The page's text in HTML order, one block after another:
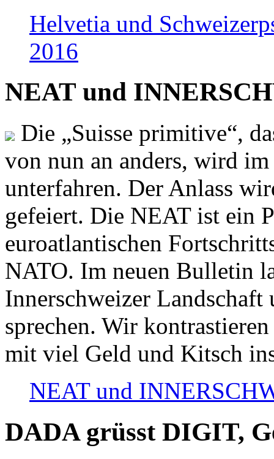
Helvetia und
2016
NEAT und
Die „Suisse primitive“,
von nun an anders, wird
unterfahren. Der Anlass
gefeiert. Die NEAT ist ein
euroatlantischen
NATO. Im neuen Bulletin
Innerschweizer
sprechen. Wir
mit viel Geld und Kitsch
NEAT und
DADA grüsst DIGIT,